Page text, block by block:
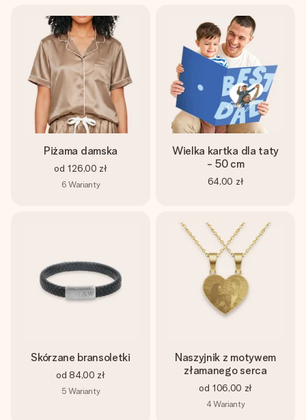
Piżama damska
od 126,00 zł
6 Warianty
Wielka kartka dla taty
- 50 cm
64,00 zł
Skórzane bransoletki
od 84,00 zł
5 Warianty
Naszyjnik z motywem
złamanego serca
od 106,00 zł
4Warianty